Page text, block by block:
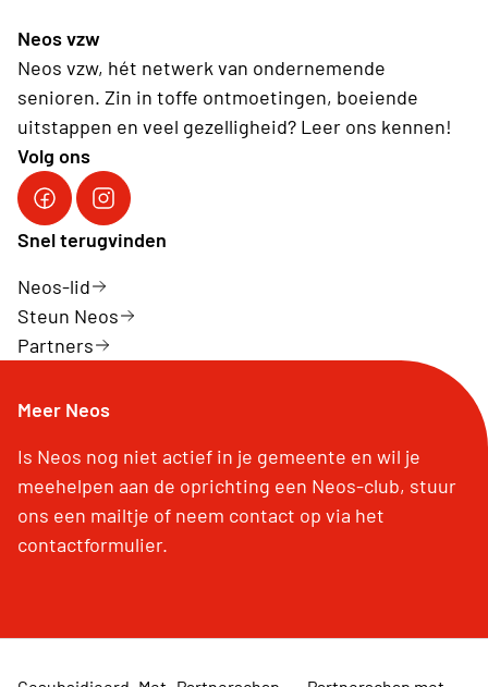
Neos vzw
Neos vzw, hét netwerk van ondernemende
senioren. Zin in toffe ontmoetingen, boeiende
uitstappen en veel gezelligheid? Leer ons kennen!
Volg ons
Facebook Neos vzw
Instagram Neos vzw
Snel terugvinden
Neos-lid
Steun Neos
Partners
Meer Neos
Is Neos nog niet actief in je gemeente en wil je
meehelpen aan de oprichting een Neos-club, stuur
ons een mailtje of neem contact op via het
contactformulier.